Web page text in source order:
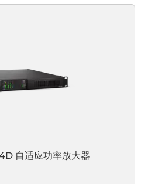
自适应功率放大器